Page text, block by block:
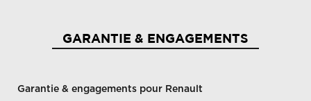
GARANTIE & ENGAGEMENTS
Garantie & engagements pour Renault